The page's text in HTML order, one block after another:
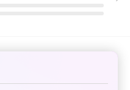
生まれの足用除菌・足用消臭パウ
力な除菌・消臭効果で、足のイヤ